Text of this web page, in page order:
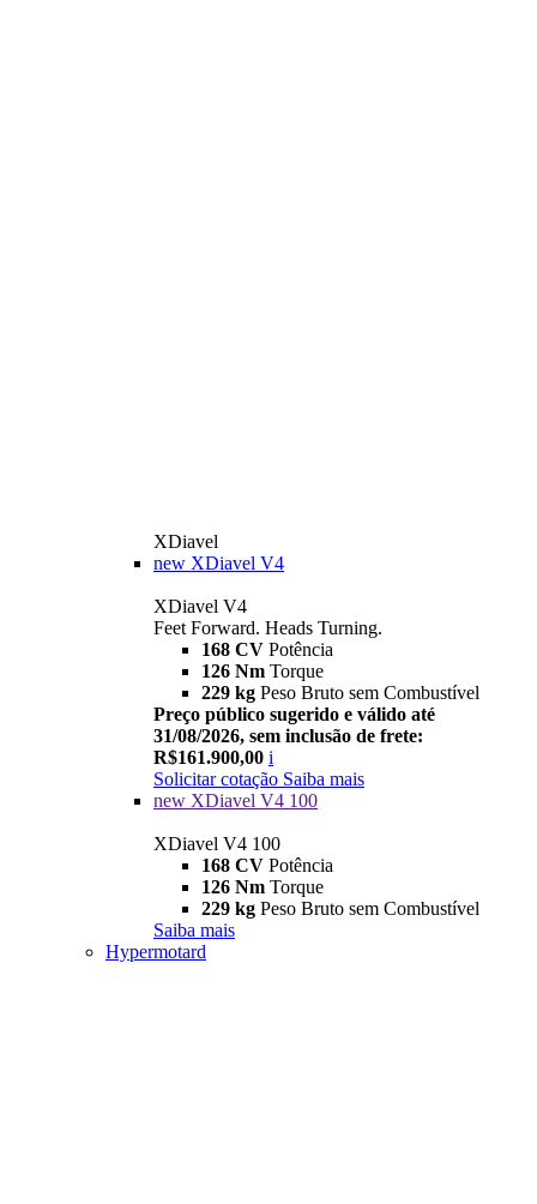
XDiavel
new XDiavel V4
XDiavel V4
Feet Forward. Heads Turning.
168 CV Potência
126 Nm Torque
229 kg Peso Bruto sem Combustível
Preço público sugerido e válido até
31/08/2026, sem inclusão de frete:
R$161.900,00 i
Solicitar cotação Saiba mais
new XDiavel V4 100
XDiavel V4 100
168 CV Potência
126 Nm Torque
229 kg Peso Bruto sem Combustível
Saiba mais
Hypermotard